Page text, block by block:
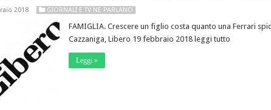
2018 GIORNALI E TV NE PARLANO
FAMIGLIA. Crescere un figlio costa quanto una Ferrari
Cazzaniga, Libero 19 febbraio 2018 leggi tutto
Leggi »